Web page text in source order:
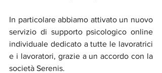
In particolare abbiamo attivato un nuovo
servizio di supporto psicologico online
individuale dedicato a tutte le lavoratrici
e i lavoratori, grazie a un accordo con la
società Serenis.